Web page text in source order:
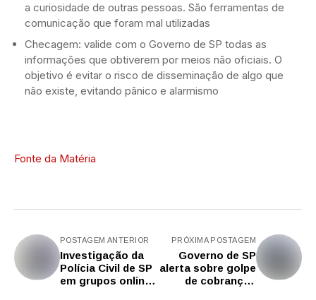
a curiosidade de outras pessoas. São ferramentas de
comunicação que foram mal utilizadas
Checagem: valide com o Governo de SP todas as
informações que obtiverem por meios não oficiais. O
objetivo é evitar o risco de disseminação de algo que
não existe, evitando pânico e alarmismo
Fonte da Matéria
POSTAGEM ANTERIOR
Investigação da
Polícia Civil de SP
em grupos online
PRÓXIMA POSTAGEM
Governo de SP
alerta sobre golpe
de cobranças